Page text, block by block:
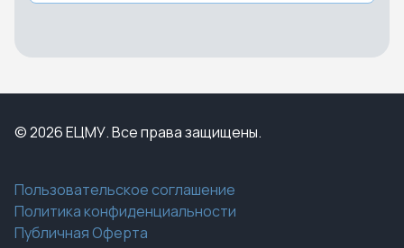
© 2026 ЕЦМУ. Все права защищены.
Пользовательское соглашение
Политика конфиденциальности
Публичная Оферта